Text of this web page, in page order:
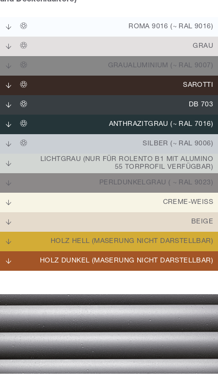
ROMA 9016 (~ RAL 9016)
GRAU
GRAUALUMINIUM (~ RAL 9007)
SAROTTI
DB 703
ANTHRAZITGRAU (~ RAL 7016)
SILBER (~ RAL 9006)
LICHTGRAU (NUR FÜR ROLENTO B1 MIT ALUMINO
55 TORPROFIL VERFÜGBAR)
PERLDUNKELGRAU ( ~ RAL 9023)
CREME-WEISS
BEIGE
HOLZ HELL (MASERUNG NICHT DARSTELLBAR)
HOLZ DUNKEL (MASERUNG NICHT DARSTELLBAR)